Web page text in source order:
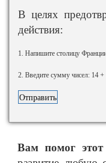
В целях
действия:
1. Напишите столицу
2. Введите сумму чисел: 14 +
Вам помог этот